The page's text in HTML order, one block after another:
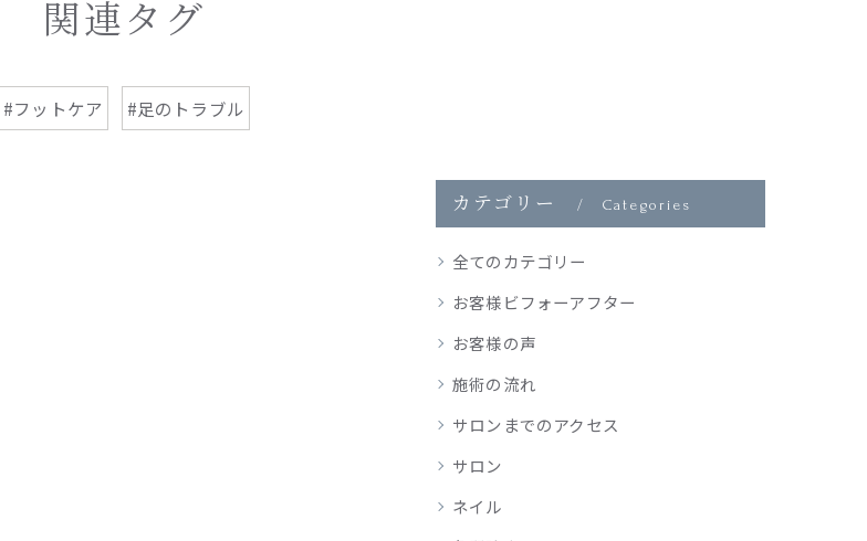
関連タグ
#フットケア #足のトラブル
カテゴリー Categories
全てのカテゴリー
お客様ビフォーアフター
お客様の声
施術の流れ
サロンまでのアクセス
サロン
ネイル